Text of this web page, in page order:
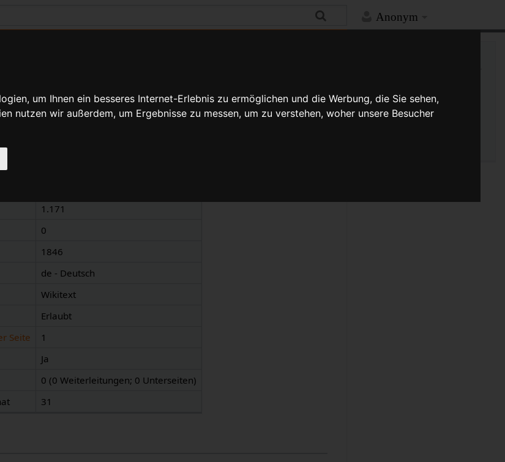
um Ihnen ein besseres Internet-Erlebnis zu ermöglichen und die Werbung, die Sie sehen,
nutzen wir außerdem, um Ergebnisse zu messen, um zu verstehen, woher unsere Besucher
Anonym
1.171
0
1846
de - Deutsch
Wikitext
Erlaubt
Seite
1
Ja
0 (0 Weiterleitungen; 0 Unterseiten)
31
Änderungen an verlinkten
Seiten
Seiten­­informationen